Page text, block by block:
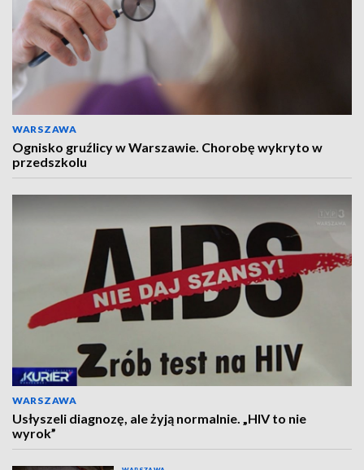
WARSZAWA
Ognisko gruźlicy w Warszawie. Chorobę wykryto w
przedszkolu
WARSZAWA
Usłyszeli diagnozę, ale żyją normalnie. „HIV to nie
wyrok”